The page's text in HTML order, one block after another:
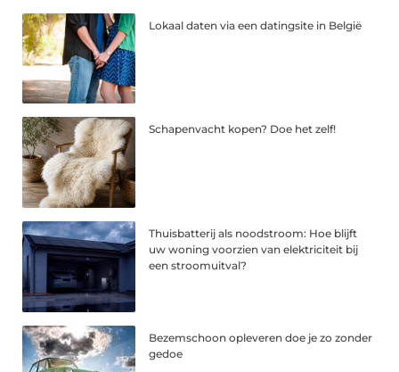
Lokaal daten via een datingsite in België
Schapenvacht kopen? Doe het zelf!
Thuisbatterij als noodstroom: Hoe blijft
uw woning voorzien van elektriciteit bij
een stroomuitval?
Bezemschoon opleveren doe je zo zonder
gedoe